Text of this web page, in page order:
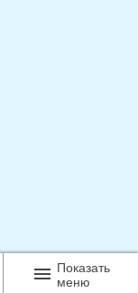
menu Показать
меню